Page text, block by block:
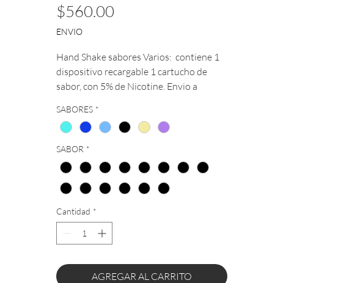
$560.00Precio
ENVIO
Hand Shake sabores Varios: contiene 1
dispositivo recargable 1 cartucho de
sabor, con 5% de Nicotine. Envio a
Republica Mexicana *PRODUCTO
EXCLUSIVO PARA MAYORES DE EDAD*
SABORES *
SABOR *
Cantidad *
AGREGAR AL CARRITO